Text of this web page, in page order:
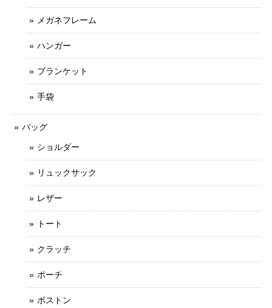
メガネフレーム
ハンガー
ブランケット
手袋
バッグ
ショルダー
リュックサック
レザー
トート
クラッチ
ポーチ
ボストン